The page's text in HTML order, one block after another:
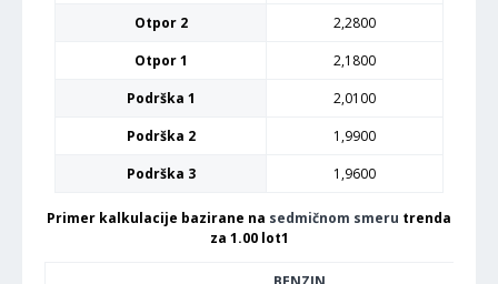
Otpor 2
2,2800
Otpor 1
2,1800
Podrška 1
2,0100
Podrška 2
1,9900
Podrška 3
1,9600
Primer kalkulacije bazirane na sedmičnom smeru trenda
za 1.00 lot1